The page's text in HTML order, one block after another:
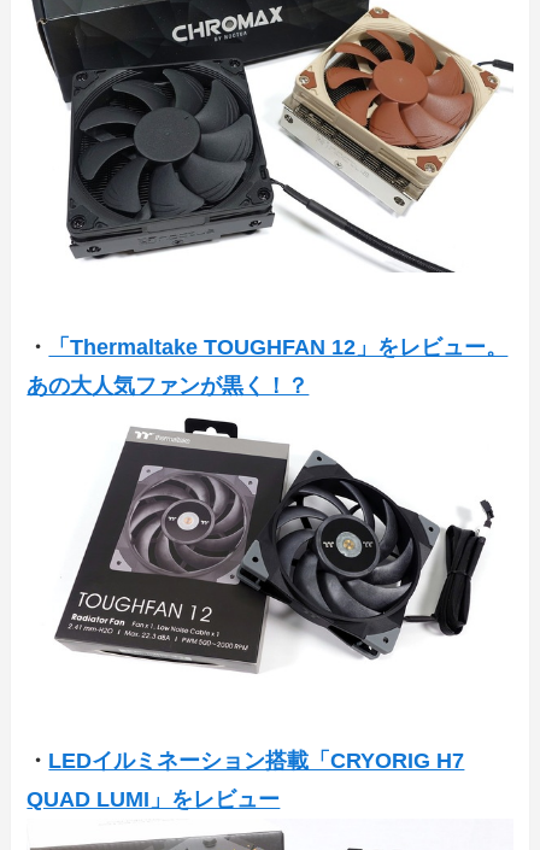
・
「Thermaltake TOUGHFAN 12」をレビュー。
あの大人気ファンが黒く！？
・ LEDイルミネーション搭載「CRYORIG H7
QUAD LUMI」をレビュー